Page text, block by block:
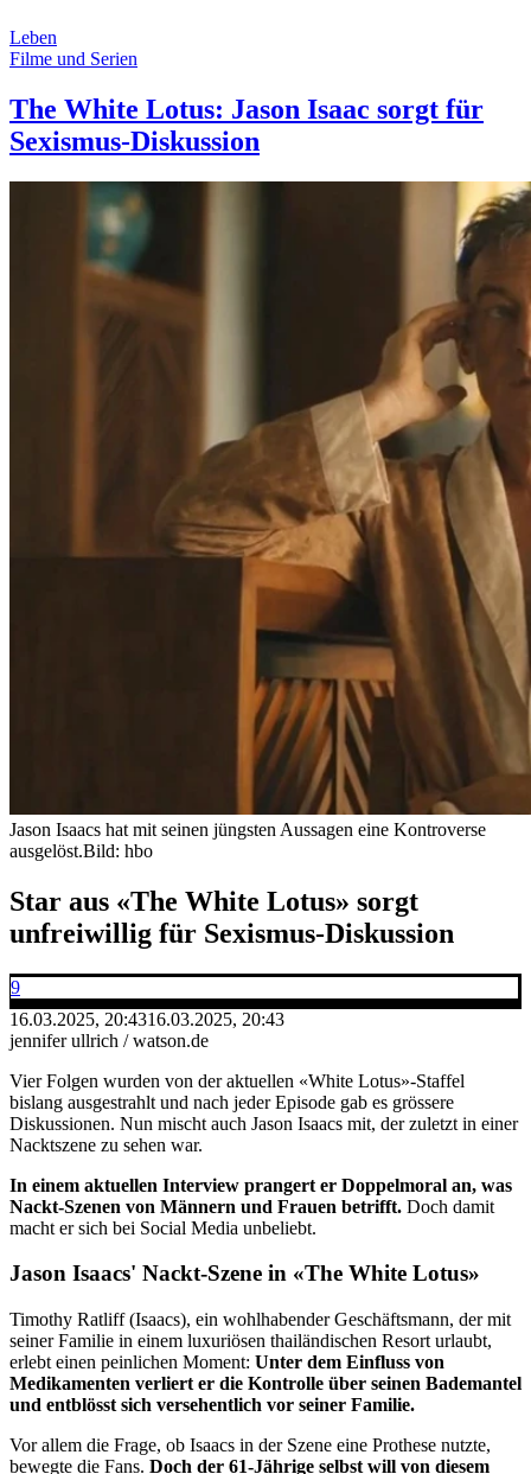
Leben
Filme und Serien
The White Lotus: Jason Isaac sorgt für
Sexismus-Diskussion
Jason Isaacs hat mit seinen jüngsten Aussagen eine Kontroverse
ausgelöst.Bild: hbo
Star aus «The White Lotus» sorgt
unfreiwillig für Sexismus-Diskussion
9
16.03.2025, 20:4316.03.2025, 20:43
jennifer ullrich / watson.de
Vier Folgen wurden von der aktuellen «White Lotus»-Staffel
bislang ausgestrahlt und nach jeder Episode gab es grössere
Diskussionen. Nun mischt auch Jason Isaacs mit, der zuletzt in einer
Nacktszene zu sehen war.
In einem aktuellen Interview prangert er Doppelmoral an, was
Nackt-Szenen von Männern und Frauen betrifft. Doch damit
macht er sich bei Social Media unbeliebt.
Jason Isaacs' Nackt-Szene in «The White Lotus»
Timothy Ratliff (Isaacs), ein wohlhabender Geschäftsmann, der mit
seiner Familie in einem luxuriösen thailändischen Resort urlaubt,
erlebt einen peinlichen Moment: Unter dem Einfluss von
Medikamenten verliert er die Kontrolle über seinen Bademantel
und entblösst sich versehentlich vor seiner Familie.
Vor allem die Frage, ob Isaacs in der Szene eine Prothese nutzte,
bewegte die Fans. Doch der 61-Jährige selbst will von diesem